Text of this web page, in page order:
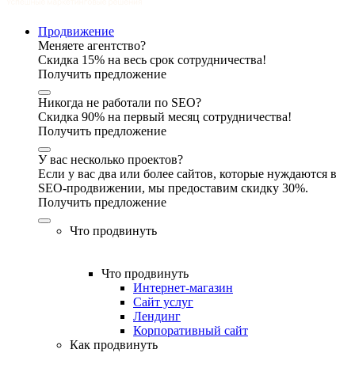
Продвижение
Меняете агентство?
Скидка 15% на весь срок сотрудничества!
Получить предложение
Никогда не работали по SEO?
Скидка 90% на первый месяц сотрудничества!
Получить предложение
У вас несколько проектов?
Если у вас два или более сайтов, которые нуждаются в
SEO-продвижении, мы предоставим скидку 30%.
Получить предложение
Что продвинуть
Что продвинуть
Интернет-магазин
Сайт услуг
Лендинг
Корпоративный сайт
Как продвинуть